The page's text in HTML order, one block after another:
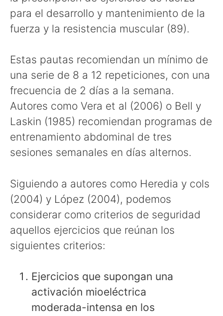
para el desarrollo y mantenimiento de la
fuerza y la resistencia muscular (89).
Estas pautas recomiendan un mínimo de
una serie de 8 a 12 repeticiones, con una
frecuencia de 2 días a la semana.
Autores como Vera et al (2006) o Bell y
Laskin (1985) recomiendan programas de
entrenamiento abdominal de tres
sesiones semanales en días alternos.
Siguiendo a autores como Heredia y cols
(2004) y López (2004), podemos
considerar como criterios de seguridad
aquellos ejercicios que reúnan los
siguientes criterios:
Ejercicios que supongan una
activación mioeléctrica
moderada-intensa en los